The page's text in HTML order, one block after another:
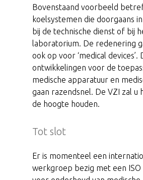
Bovenstaand voorbeeld
koelsystemen die doorgaans
bij de technische dienst of bij
laboratorium. De redenering
ook op voor ‘medical devices’.
ontwikkelingen voor de
medische apparatuur en
gaan razendsnel. De VZI zal u
de hoogte houden.
Tot slot
Er is momenteel een
werkgroep bezig met een ISO